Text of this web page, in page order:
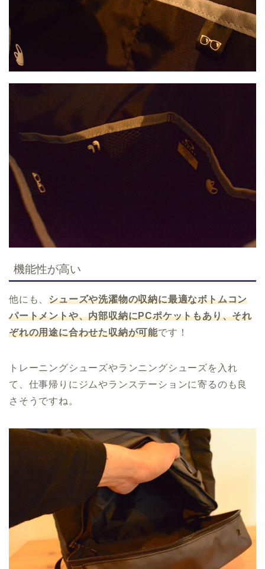
機能性が高い
他にも、シューズや洗濯物の収納に最適なボトムコン
パートメントや、内部収納にPCポケットもあり、それ
ぞれの用途に合わせた収納が可能です！
トレーニングシューズやランニングシューズを入れ
て、仕事帰りにジムやランステーションに寄るのも良
さそうですね。